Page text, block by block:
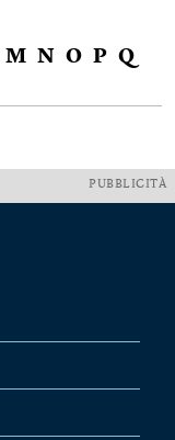
M N O P Q
PUBBLICITÀ